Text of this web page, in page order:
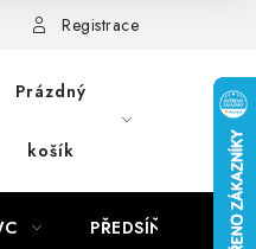
Registrace
Prázdný
košík
PŘEDSÍŇ